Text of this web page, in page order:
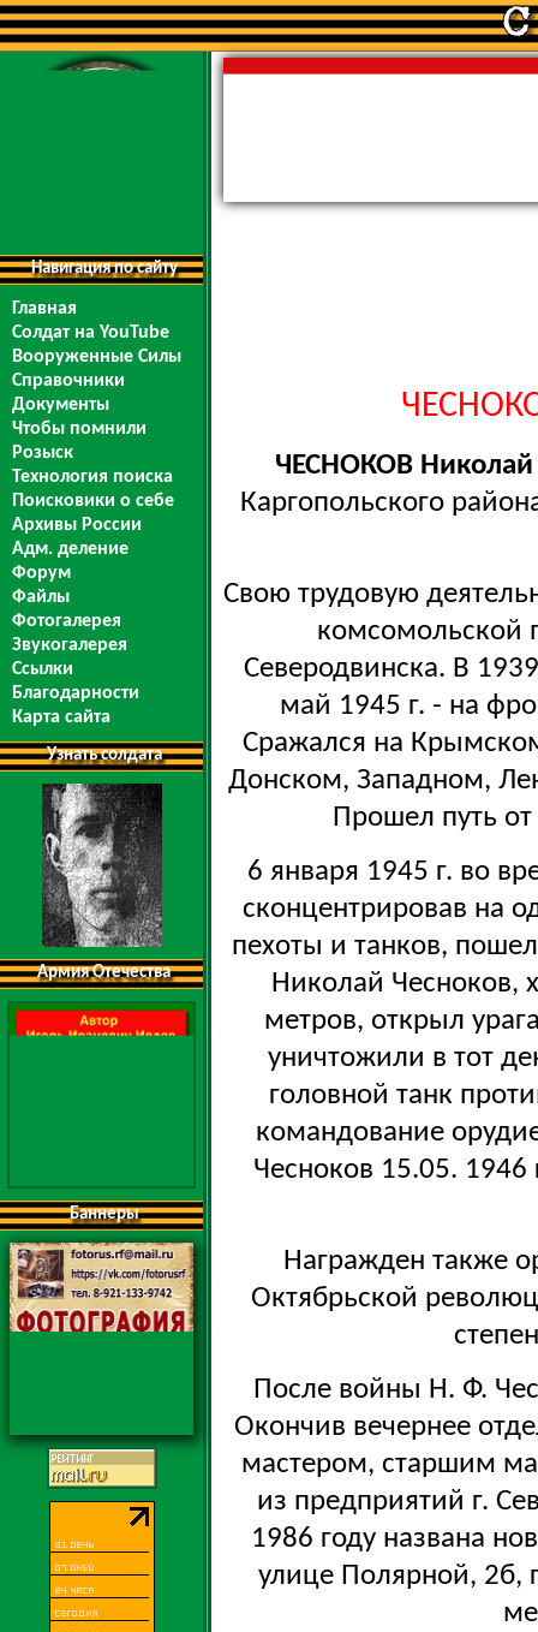
Навигация по сайту
Главная
Солдат на YouTube
Вооруженные Силы
Справочники
Документы
Чтобы помнили
Розыск
Технология поиска
Поисковики о себе
Архивы России
Адм. деление
Форум
Файлы
Фотогалерея
Звукогалерея
Ссылки
Благодарности
Карта сайта
Узнать солдата
Армия Отечества
Баннеры
ЧЕСНОКОВ
Каргопольского
Свою трудовую
комсомольской
Северодвинска. В
май 1945 г. - на
Сражался на
Донском, Западном,
Прошел путь
6 января 1945 г. во
сконцентрировав на
пехоты и танков,
Николай Чесноков,
метров, открыл
уничтожили в тот
головной танк
командование
Чесноков 15.05. 1946
Награжден также
Октябрьской
После войны Н. Ф.
Окончив вечернее
мастером, старшим
из предприятий г.
1986 году названа
улице Полярной, 2б,